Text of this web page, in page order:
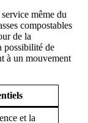
même du
compostables
de la
possibilité de
à un mouvement
et la